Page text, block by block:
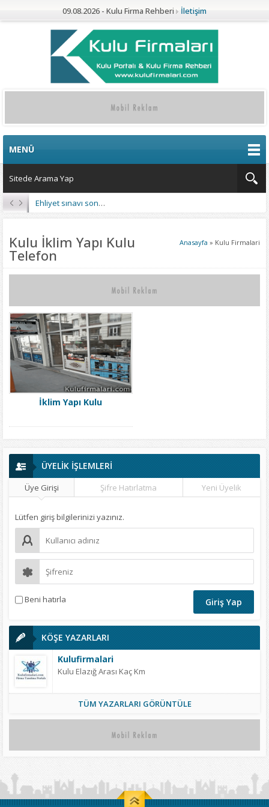
09.08.2026 - Kulu Firma Rehberi İletişim
MENÜ
Ehliyet sınavı sonuçları açıklandı
Anasayfa » Kulu Firmalari
Kulu İklim Yapı Kulu
Telefon
İklim Yapı Kulu
ÜYELİK İŞLEMLERİ
Üye Girişi Şifre Hatırlatma Yeni Üyelik
Lütfen giriş bilgilerinizi yazınız.
Beni hatırla
KÖŞE YAZARLARI
Kulufirmalari
Kulu Elazığ Arası Kaç Km
TÜM YAZARLARI GÖRÜNTÜLE